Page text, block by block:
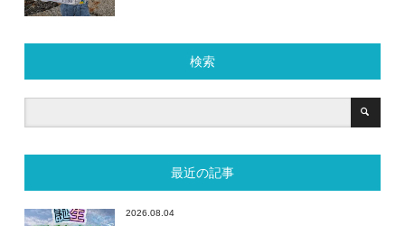
検索
最近の記事
2026.08.04